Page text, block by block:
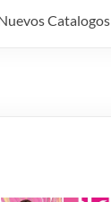
Catalogos